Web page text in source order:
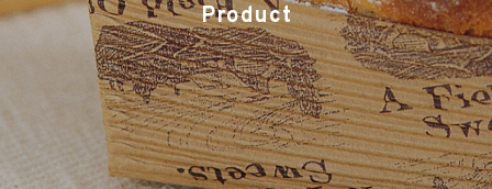
Product